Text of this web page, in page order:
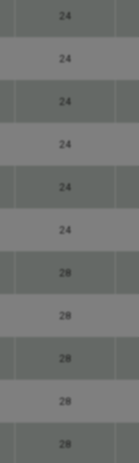
24
24
24
24
24
24
28
28
28
28
28